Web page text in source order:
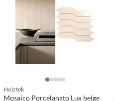
Holztek
Mosaico Porcelanato Lux beige